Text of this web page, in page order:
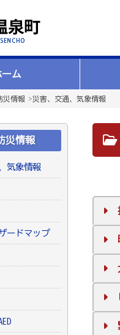
ーム
災情報 >災害、交通、気象情報
災情報
気象情報
ードマップ